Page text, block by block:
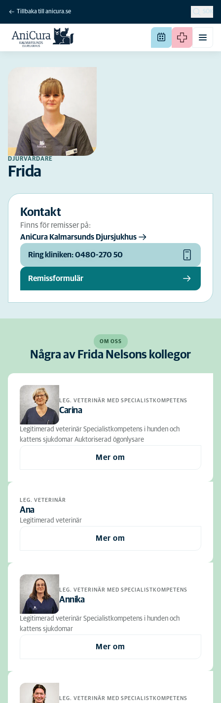
Tillbaka till anicura.se SÖK
DJURVÅRDARE
Frida
Kontakt
Finns för remisser på:
AniCura Kalmarsunds Djursjukhus
Ring kliniken: 0480-270 50
Remissformulär
OM OSS
Några av Frida Nelsons kollegor
LEG. VETERINÄR MED SPECIALISTKOMPETENS
Carina
Legitimerad veterinär Specialistkompetens i hunden och
kattens sjukdomar Auktoriserad ögonlysare
Mer om
LEG. VETERINÄR
Ana
Legitimerad veterinär
Mer om
LEG. VETERINÄR MED SPECIALISTKOMPETENS
Annika
Legitimerad veterinär Specialistkompetens i hunden och
kattens sjukdomar
Mer om
LEG. VETERINÄR MED SPECIALISTKOMPETENS